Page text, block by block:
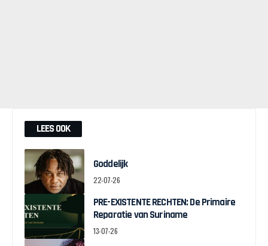
LEES OOK
Goddelijk
22-07-26
PRE-EXISTENTE RECHTEN: De Primaire
Reparatie van Suriname
13-07-26